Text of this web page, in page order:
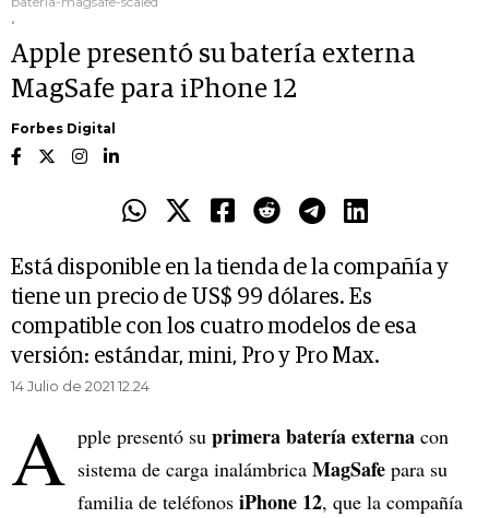
.
Apple presentó su batería externa
MagSafe para iPhone 12
Forbes Digital
Está disponible en la tienda de la compañía y
tiene un precio de US$ 99 dólares. Es
compatible con los cuatro modelos de esa
versión: estándar, mini, Pro y Pro Max.
14 Julio de 2021 12.24
A pple presentó su primera batería externa con
sistema de carga inalámbrica MagSafe para su
familia de teléfonos iPhone 12, que la compañía